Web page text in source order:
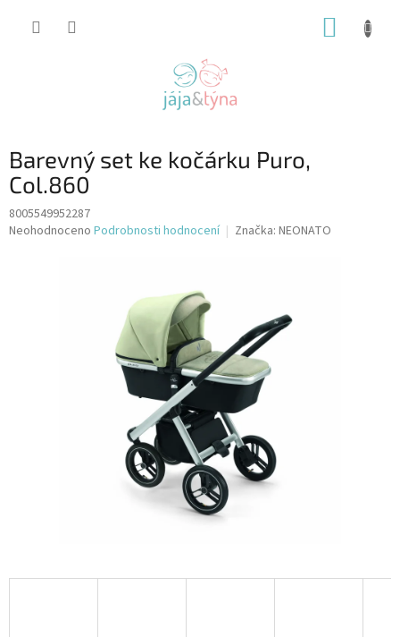
Barevný set ke kočárku Puro,
Col.860
8005549952287
Průměrné
Neohodnoceno Podrobnosti hodnocení Značka: NEONATO